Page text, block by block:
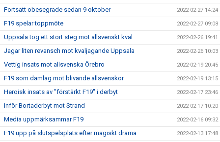
Fortsatt obesegrade sedan 9 oktober 2022-02-27 14:24
F19 spelar toppmöte 2022-02-27 09:08
Uppsala tog ett stort steg mot allsvenskt kval 2022-02-26 19:41
Jagar liten revansch mot kvaljagande Uppsala 2022-02-26 10:03
Vettig insats mot allsvenska Örebro 2022-02-19 20:45
F19 som damlag mot blivande allsvenskor 2022-02-19 13:15
Heroisk insats av "förstärkt F19" i derbyt 2022-02-17 23:46
Inför Bortaderbyt mot Strand 2022-02-17 10:20
Media uppmärksammar F19 2022-02-16 09:32
F19 upp på slutspelsplats efter magiskt drama 2022-02-13 17:48